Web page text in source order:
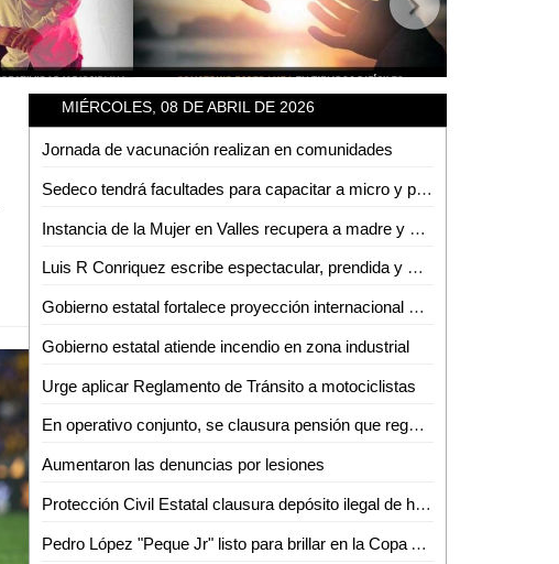
MIÉRCOLES, 08 DE ABRIL DE 2026
Jornada de vacunación realizan en comunidades
Sedeco tendrá facultades para capacitar a micro y pequeños empresarios en la detección de moneda falsa
Instancia de la Mujer en Valles recupera a madre y bebé sustraídos fuera del estado
Luis R Conriquez escribe espectacular, prendida y multitudinaria noche en la Fenae
Gobierno estatal fortalece proyección internacional con la Arena Potosí
Gobierno estatal atiende incendio en zona industrial
Urge aplicar Reglamento de Tránsito a motociclistas
En operativo conjunto, se clausura pensión que reguardaba autotanques con hidrocarburos sin los permisos correspondientes
Aumentaron las denuncias por lesiones
Protección Civil Estatal clausura depósito ilegal de hidrocarburos
Pedro López "Peque Jr" listo para brillar en la Copa Atleti 2026